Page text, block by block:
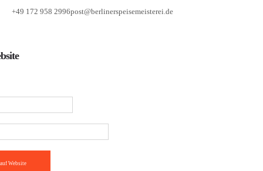
+49 172 958 2996post@berlinerspeisemeisterei.de
Website